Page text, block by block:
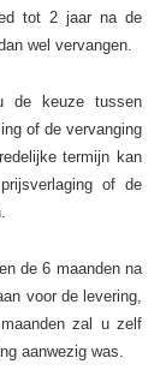
tot 2 jaar na de
wel vervangen.
de keuze tussen
of de vervanging
termijn kan
of de
de 6 maanden na
voor de levering,
zal u zelf
aanwezig was.